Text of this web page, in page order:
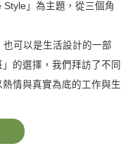
」為主題，從三個角
可以是生活設計的一部
的選擇，我們拜訪了不同
情與真實為底的工作與生
定地址 的生活，也能有秩
更能成為自 我實踐的風